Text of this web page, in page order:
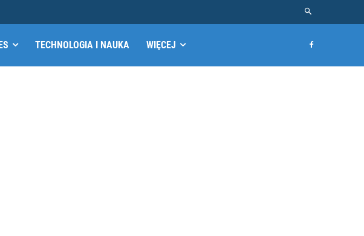
TECHNOLOGIA I NAUKA WIĘCEJ